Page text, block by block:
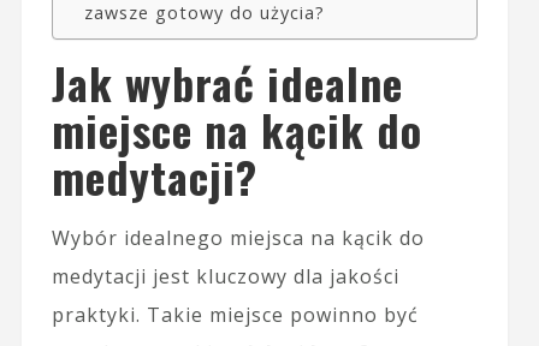
zawsze gotowy do użycia?
Jak wybrać idealne
miejsce na kącik do
medytacji?
Wybór idealnego miejsca na kącik do
medytacji jest kluczowy dla jakości
praktyki. Takie miejsce powinno być